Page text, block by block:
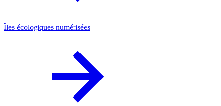
Îles écologiques numérisées